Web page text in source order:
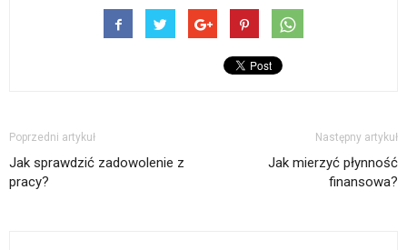
Poprzedni artykuł
Jak sprawdzić zadowolenie z
pracy?
Następny artykuł
Jak mierzyć płynność
finansowa?